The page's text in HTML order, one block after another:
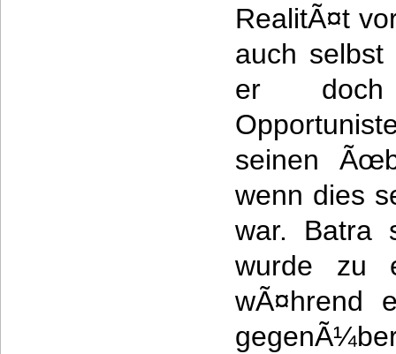
RealitÃ¤t
auch selbst
er doch
seinen
wenn dies
war. Batra
wurde zu
wÃ¤hrend